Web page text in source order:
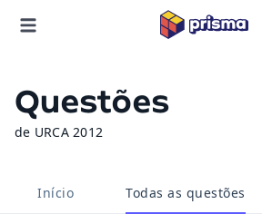
Questões
de URCA 2012
Início Todas as questões